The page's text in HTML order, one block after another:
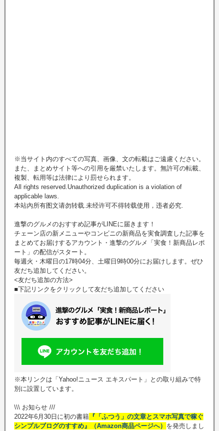
※当サイト内のすべての写真、画像、文の転載はご遠慮ください。
また、まとめサイト等への引用を厳禁いたします。無許可の転載、
複製、転用等は法律により罰せられます。
All rights reserved.Unauthorized duplication is a violation of
applicable laws.
本站內所有图文请勿转载.未经许可不得转载使用，违者必究.
進撃のグルメのおすすめ記事がLINEに届きます！
チェーン店の新メニューやコンビニの新商品を実食調査した記事を
まとめてお届けするアカウント・進撃のグルメ「実食！新商品レポ
ート」の配信がスタート。
毎週火・木曜日の17時04分、土曜日9時00分にお届けします。ぜひ
友だち追加してください。
<友だち追加の方法>
■下記リンクをクリックして友だち追加してください
※本リンクは「Yahoo!ニュース エキスパート」との取り組みで特
別に設置しています。
\\\ お知らせ ///
2022年6月30日に初の書籍 『「ふつう」の文章とスマホ写真で稼ぐ
シンプルブログのすすめ』（Amazon商品ページへ） を発売しまし